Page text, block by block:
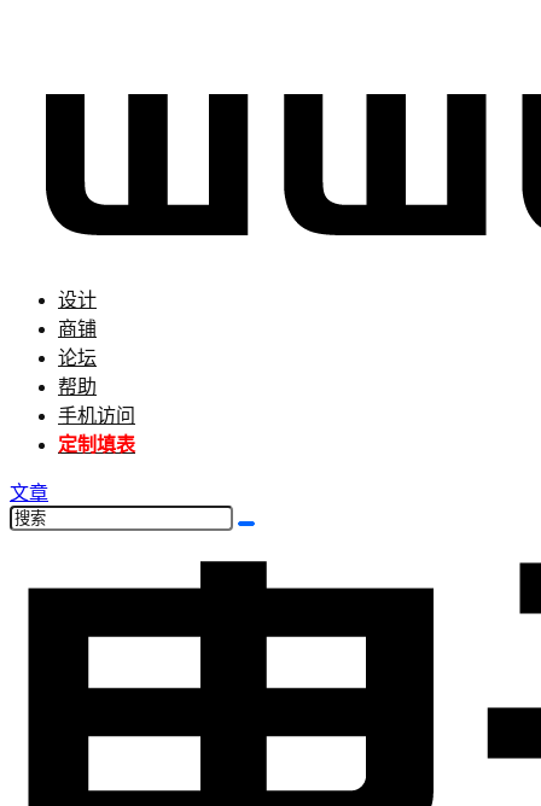
设计
商铺
论坛
帮助
手机访问
定制填表
文章